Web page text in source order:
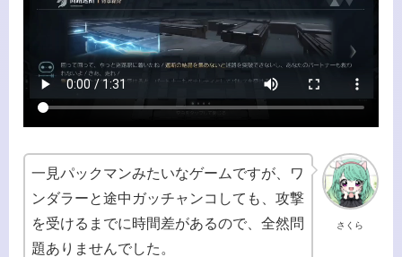
さくら
一見パックマンみたいなゲームですが、ワ
ンダラーと途中ガッチャンコしても、攻撃
を受けるまでに時間差があるので、全然問
題ありませんでした。